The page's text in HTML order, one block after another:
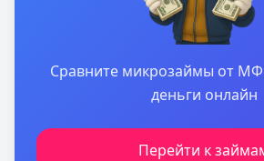
Сравните микрозаймы от
деньги онлайн
Перейти к